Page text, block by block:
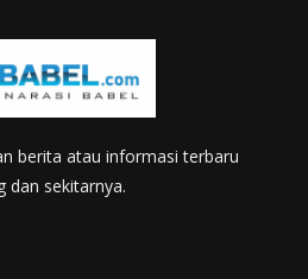
berita atau informasi terbaru
dan sekitarnya.